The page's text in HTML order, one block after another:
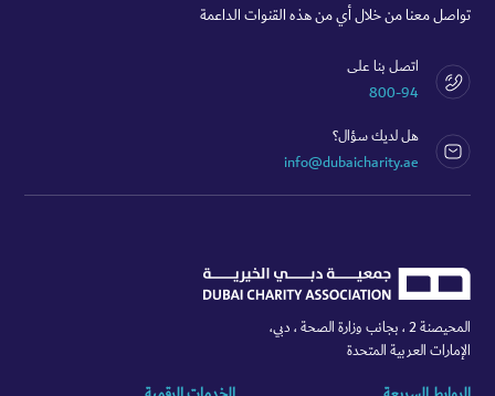
تواصل معنا من خلال أي من هذه القنوات الداعمة
اتصل بنا على
800-94
هل لديك سؤال؟
info@dubaicharity.ae
المحيصنة 2 ، بجانب وزارة الصحة ، دبي،
الإمارات العربية المتحدة